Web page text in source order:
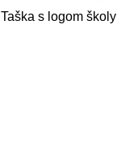
Taška s logom školy